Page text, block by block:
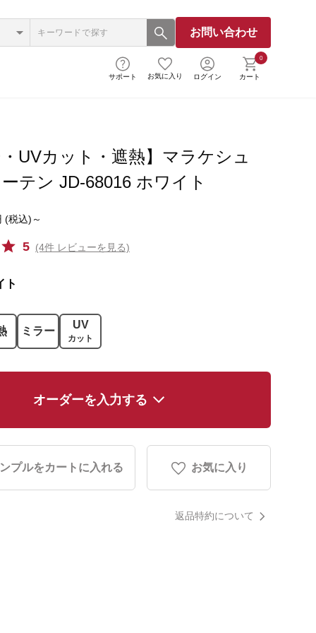
お問い合わせ
サポート お気に入り ログイン
0
カート
・UVカット・遮熱】マラケシュ
テン JD-68016 ホワイト
(税込)～
5 (4件 レビューを見る)
ト
ミラー
UV
カット
オーダーを入力する
プルをカートに入れる お気に入り
返品特約について